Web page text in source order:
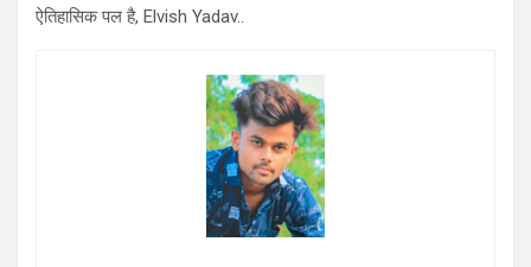
ऐतिहासिक पल है, Elvish Yadav..